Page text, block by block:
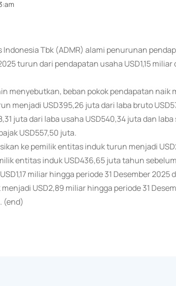
Tbk (ADMR) alami penurunan
turun dari pendapatan usaha USD1,15
menyebutkan, beban pokok pendapatan naik
menjadi USD395,26 juta dari laba bruto
juta dari laba usaha USD540,34 juta dan
USD557,50 juta.
ke pemilik entitas induk turun menjadi
entitas induk USD436,65 juta tahun
miliar hingga periode 31 Desember 2025
USD2,89 miliar hingga periode 31
(end)